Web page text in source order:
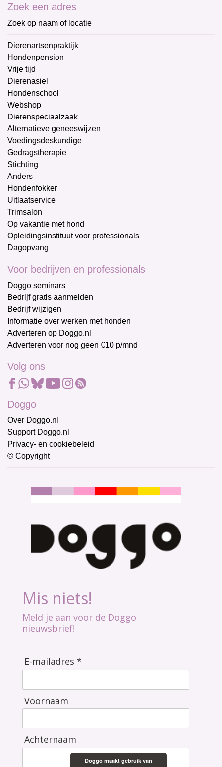
Zoek een adres
Zoek op naam of locatie
Dierenartsenpraktijk
Hondenpension
Vrije tijd
Dierenasiel
Hondenschool
Webshop
Dierenspeciaalzaak
Alternatieve geneeswijzen
Voedingsdeskundige
Gedragstherapie
Stichting
Anders
Hondenfokker
Uitlaatservice
Trimsalon
Op vakantie met hond
Opleidingsinstituut voor professionals
Dagopvang
Voor bedrijven en professionals
Doggo seminars
Bedrijf gratis aanmelden
Bedrijf wijzigen
Informatie over werken met honden
Adverteren op Doggo.nl
Adverteren voor nog geen €10 p/mnd
Volg ons
Doggo
Over Doggo.nl
Support Doggo.nl
Privacy- en cookiebeleid
© Copyright
Mis niets!
Meld je aan voor de Doggo
nieuwsbrief!
E-mailadres *
Voornaam
Achternaam
Doggo maakt gebruik van